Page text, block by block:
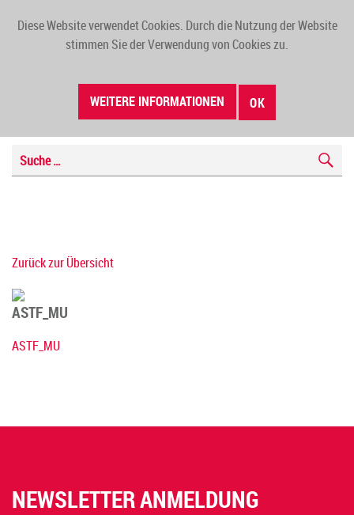
Diese Website verwendet Cookies. Durch die Nutzung der Website
stimmen Sie der Verwendung von Cookies zu.
WEITERE INFORMATIONEN OK
Zurück zur Übersicht
ASTF_MU
ASTF_MU
NEWSLETTER ANMELDUNG